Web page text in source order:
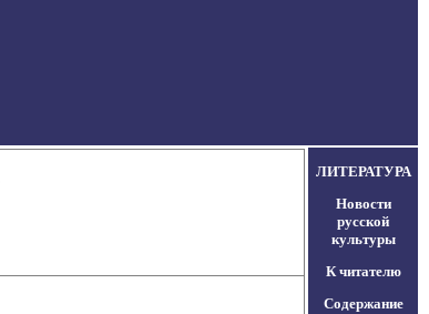
ЛИТЕРАТУРА
Новости
русской
культуры
К читателю
Содержание